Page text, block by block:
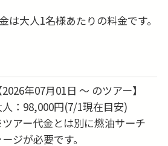
は大人1名様あたりの料金です。
2026年07月01日 ～ のツアー】
人：98,000円(7/1現在目安)
アー代金とは別に燃油サーチ
ジが必要です。